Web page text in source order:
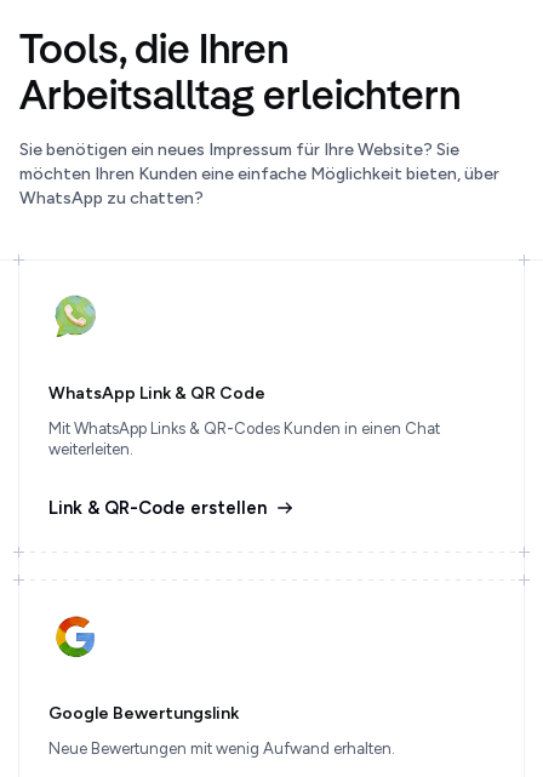
Tools, die Ihren
Arbeitsalltag erleichtern
Sie benötigen ein neues Impressum für Ihre Website? Sie
möchten Ihren Kunden eine einfache Möglichkeit bieten, über
WhatsApp zu chatten?
WhatsApp Link & QR Code
Mit WhatsApp Links & QR-Codes Kunden in einen Chat
weiterleiten.
Link & QR-Code erstellen
Google Bewertungslink
Neue Bewertungen mit wenig Aufwand erhalten.